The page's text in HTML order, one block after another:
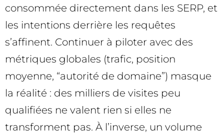
consommée directement dans les SERP, et
les intentions derrière les requêtes
s’affinent. Continuer à piloter avec des
métriques globales (trafic, position
moyenne, “autorité de domaine”) masque
la réalité : des milliers de visites peu
qualifiées ne valent rien si elles ne
transforment pas. À l’inverse, un volume